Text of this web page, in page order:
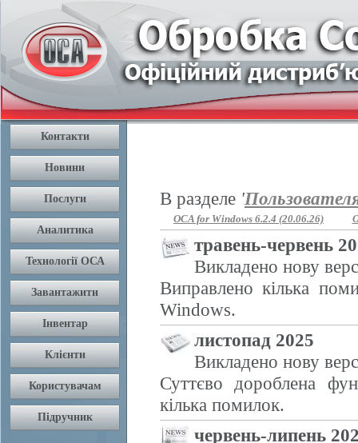
В разделе '
OCA for Windows 6.2.4 (20.06.26)
травень-червень
Викладено нову
Виправлено кілька
Windows.
листопад 2025
Викладено нову
Суттєво дороблена
кілька помилок.
червень-липень